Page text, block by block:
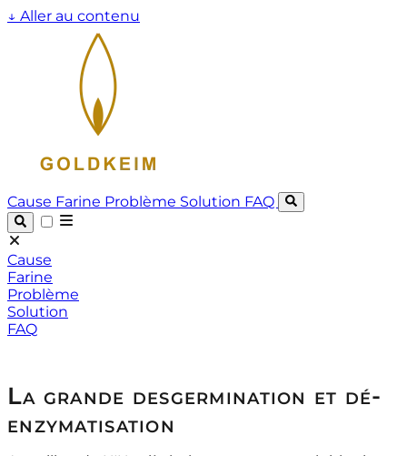
↓ Aller au contenu
Cause Farine Problème Solution FAQ
Cause
Farine
Problème
Solution
FAQ
La grande desgermination et dé-
enzymatisation